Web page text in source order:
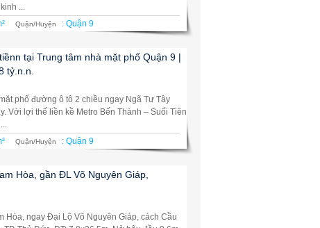
...
Quận/Huyện : Quận 9
tại Trung tâm nhà mặt phố Quận 9 |
tỷ.n.n.
phố đường ô tô 2 chiều ngay Ngã Tư Tây
Với lợi thế liền kề Metro Bến Thành – Suối Tiên
Quận/Huyện : Quận 9
Hòa, gần ĐL Võ Nguyên Giáp,
Hòa, ngay Đại Lộ Võ Nguyên Giáp, cách Cầu